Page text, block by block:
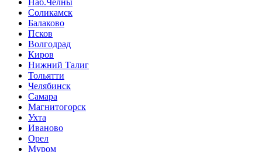
Наб.Челны
Соликамск
Балаково
Псков
Волгодрад
Киров
Нижний Талиг
Тольятти
Челябинск
Самара
Магнитогорск
Ухта
Иваново
Орел
Муром